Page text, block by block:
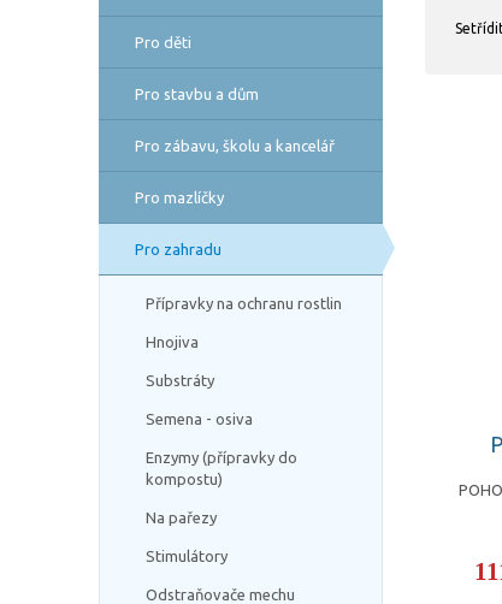
Pro děti
Pro stavbu a dům
Pro zábavu, školu a kancelář
Pro mazlíčky
Pro zahradu
Přípravky na ochranu rostlin
Hnojiva
Substráty
Semena - osiva
Enzymy (přípravky do
kompostu)
Na pařezy
Stimulátory
Odstraňovače mechu